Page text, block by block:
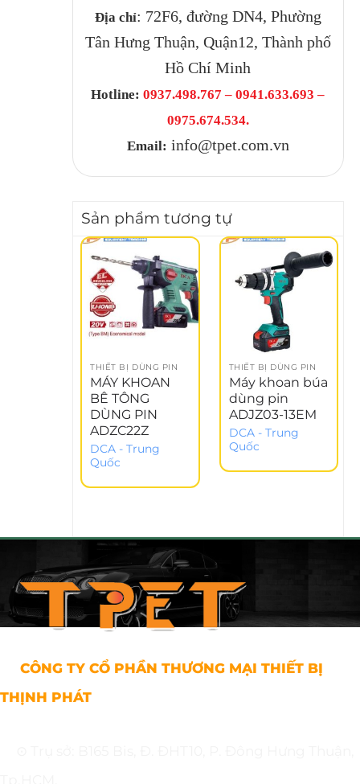
Địa chỉ: 72F6, đường DN4, Phường
Tân Hưng Thuận, Quận12, Thành phố
Hồ Chí Minh
Hotline: 0937.498.767 – 0941.633.693 –
0975.674.534.
Email: info@tpet.com.vn
Sản phẩm tương tự
THIẾT BỊ DÙNG PIN
MÁY KHOAN
BÊ TÔNG
DÙNG PIN
ADZC22Z
DCA - Trung
Quốc
THIẾT BỊ DÙNG PIN
Máy khoan búa
dùng pin
ADJZ03-13EM
DCA - Trung
Quốc
CÔNG TY CỔ PHẦN THƯƠNG MẠI THIẾT BỊ
THỊNH PHÁT